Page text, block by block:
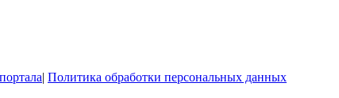
| Политика обработки персональных данных